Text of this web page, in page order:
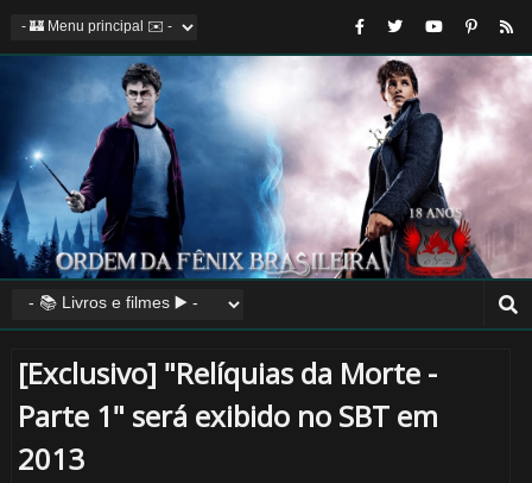
[Exclusivo] "Relíquias da Morte -
Parte 1" será exibido no SBT em
2013